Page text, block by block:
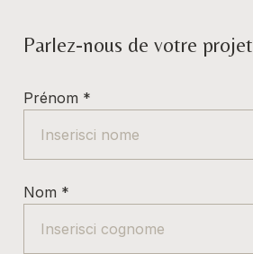
Parlez-nous de votre projet
Prénom *
Nom *